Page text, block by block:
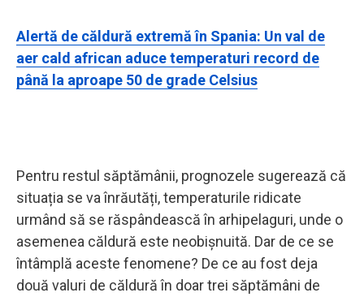
Alertă de căldură extremă în Spania: Un val de
aer cald african aduce temperaturi record de
până la aproape 50 de grade Celsius
Pentru restul săptămânii, prognozele sugerează că
situația se va înrăutăți, temperaturile ridicate
urmând să se răspândească în arhipelaguri, unde o
asemenea căldură este neobișnuită. Dar de ce se
întâmplă aceste fenomene? De ce au fost deja
două valuri de căldură în doar trei săptămâni de